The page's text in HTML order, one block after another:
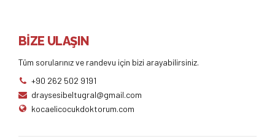
BİZE ULAŞIN
Tüm sorularınız ve randevu için bizi arayabilirsiniz.
+90 262 502 9191
draysesibeltugral@gmail.com
kocaelicocukdoktorum.com